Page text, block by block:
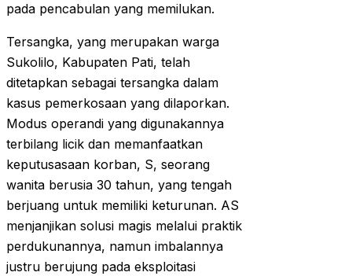
pada pencabulan yang memilukan.
Tersangka, yang merupakan warga
Sukolilo, Kabupaten Pati, telah
ditetapkan sebagai tersangka dalam
kasus pemerkosaan yang dilaporkan.
Modus operandi yang digunakannya
terbilang licik dan memanfaatkan
keputusasaan korban, S, seorang
wanita berusia 30 tahun, yang tengah
berjuang untuk memiliki keturunan. AS
menjanjikan solusi magis melalui praktik
perdukunannya, namun imbalannya
justru berujung pada eksploitasi